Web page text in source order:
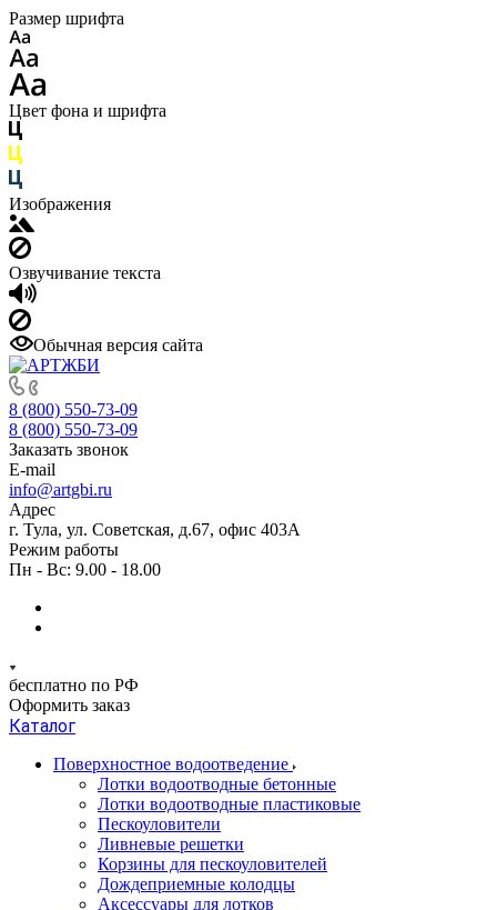
Размер шрифта
Цвет фона и шрифта
Изображения
Озвучивание текста
Обычная версия сайта
8 (800) 550-73-09
8 (800) 550-73-09
Заказать звонок
E-mail
info@artgbi.ru
Адрес
г. Тула, ул. Советская, д.67, офис 403А
Режим работы
Пн - Вс: 9.00 - 18.00
бесплатно по РФ
Оформить заказ
Каталог
Поверхностное водоотведение
Лотки водоотводные бетонные
Лотки водоотводные пластиковые
Пескоуловители
Ливневые решетки
Корзины для пескоуловителей
Дождеприемные колодцы
Аксессуары для лотков